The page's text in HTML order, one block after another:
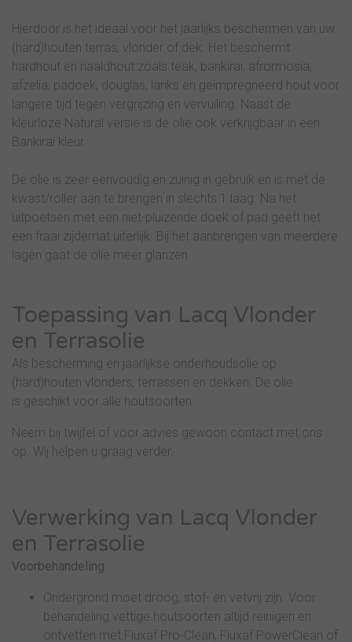
Hierdoor is het ideaal voor het jaarlijks beschermen van uw
(hard)houten terras, vlonder of dek. Het beschermt
hardhout en naaldhout zoals teak, bankirai, afrormosia,
afzelia, padoek, douglas, lariks en geïmpregneerd hout voor
langere tijd tegen vergrijzing en vervuiling. Naast de
kleurloze Natural versie is de olie ook verkrijgbaar in een
Bankirai kleur.
De olie is zeer eenvoudig en zuinig in gebruik en is met de
kwast/roller aan te brengen in slechts 1 laag. Na het
uitpoetsen met een niet-pluizende doek of pad geeft het
een fraai zijdemat uiterlijk. Bij het aanbrengen van meerdere
lagen gaat de olie meer glanzen.
Toepassing van Lacq Vlonder
en Terrasolie
Als bescherming en jaarlijkse onderhoudsolie op
(hard)houten vlonders, terrassen en dekken. De olie
is geschikt voor alle houtsoorten.
Neem bij twijfel of voor advies gewoon contact met ons
op. Wij helpen u graag verder.
Verwerking van Lacq Vlonder
en Terrasolie
Voorbehandeling
Ondergrond moet droog, stof- en vetvrij zijn. Voor
behandeling vettige houtsoorten altijd reinigen en
ontvetten met Fluxaf Pro-Clean, Fluxaf PowerClean of